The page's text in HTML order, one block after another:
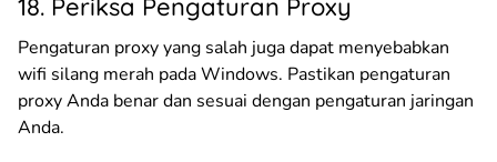
18. Periksa Pengaturan Proxy
Pengaturan proxy yang salah juga dapat menyebabkan
wifi silang merah pada Windows. Pastikan pengaturan
proxy Anda benar dan sesuai dengan pengaturan jaringan
Anda.